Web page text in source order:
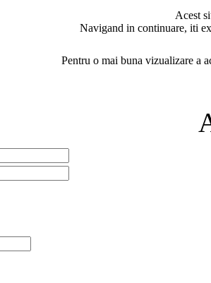
Acest
Navigand in continuare, iti
Pentru o mai buna vizualizare a